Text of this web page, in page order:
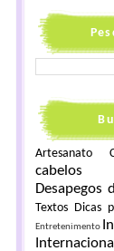
Artesanato
cabelos
Desapegos
Textos Dicas
Entretenimento